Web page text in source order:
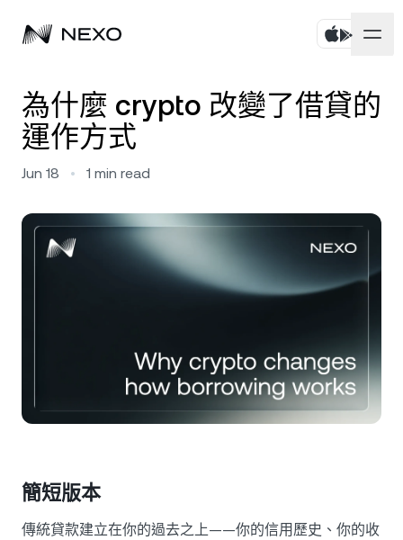
購買資產
彈性儲蓄
定期儲蓄
Zero-interest Credit
Nexo Card
商務
Prime Brokerage
Payment Gateway
過去 24 小時市場下跌
ETH 0.46%
0.53%
USD Coin
企業
新聞與洞察
為什麼 crypto 改變了借貸的
運作方式
Jun 18 • 1 min read
簡短版本
傳統貸款建立在你的過去之上——你的信用歷史、你的收